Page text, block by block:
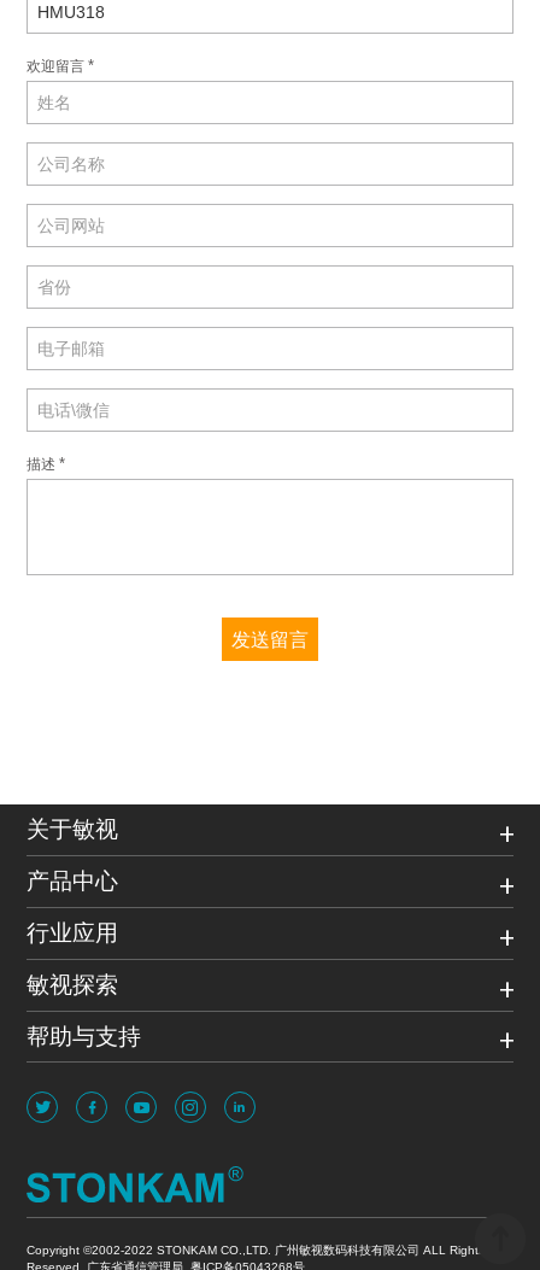
欢迎留言*
描述*
发送留言
关于敏视
产品中心
行业应用
敏视探索
帮助与支持
Copyright ©2002-2022 STONKAM CO.,LTD. 广州敏视数码科技有限公司 ALL Rights
Reserved. 广东省通信管理局粤ICP备05043268号